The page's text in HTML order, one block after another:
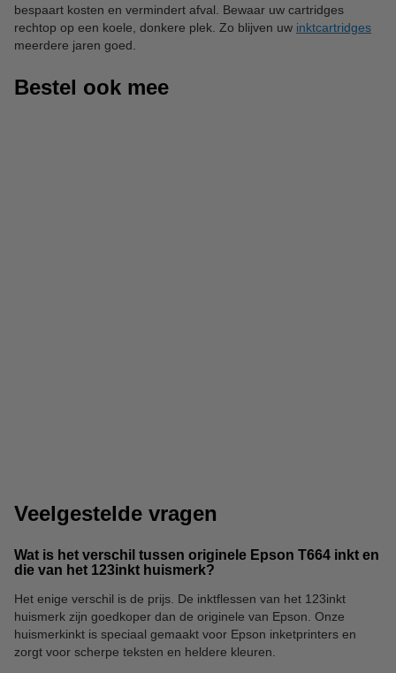
bespaart kosten en vermindert afval. Bewaar uw cartridges
rechtop op een koele, donkere plek. Zo blijven uw inktcartridges
meerdere jaren goed.
Bestel ook mee
Inlegmappen Papierversnipperaars
Veelgestelde vragen
Wat is het verschil tussen originele Epson T664 inkt en
die van het 123inkt huismerk?
Het enige verschil is de prijs. De inktflessen van het 123inkt
huismerk zijn goedkoper dan de originele van Epson. Onze
huismerkinkt is speciaal gemaakt voor Epson inketprinters en
zorgt voor scherpe teksten en heldere kleuren.